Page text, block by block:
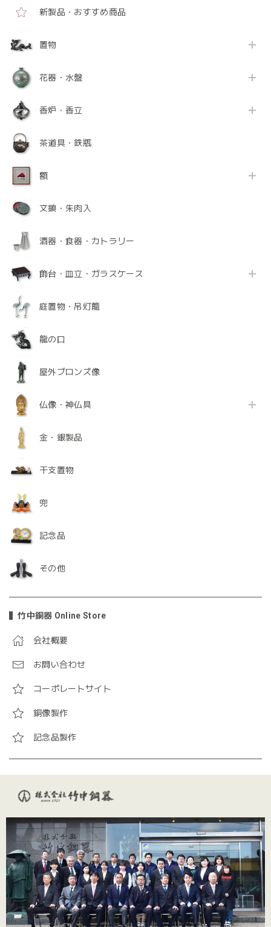
新製品・おすすめ商品
置物
花器・水盤
香炉・香立
茶道具・鉄瓶
額
文鎮・朱肉入
酒器・食器・カトラリー
飾台・皿立・ガラスケース
庭置物・吊灯籠
龍の口
屋外ブロンズ像
仏像・神仏具
金・銀製品
干支置物
兜
記念品
その他
竹中銅器 Online Store
会社概要
お問い合わせ
コーポレートサイト
銅像製作
記念品製作